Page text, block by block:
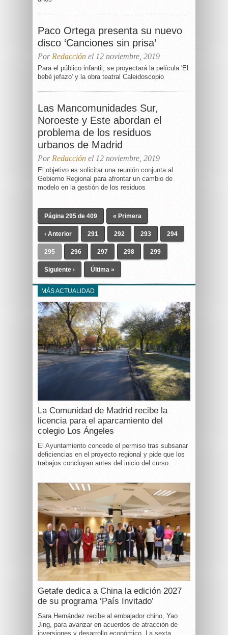
Paco Ortega presenta su nuevo
disco ‘Canciones sin prisa’
Por Redacción el 12 noviembre, 2019
Para el público infantil, se proyectará la película 'El
bebé jefazo' y la obra teatral Caleidoscopio
Las Mancomunidades Sur,
Noroeste y Este abordan el
problema de los residuos
urbanos de Madrid
Por Redacción el 12 noviembre, 2019
El objetivo es solicitar una reunión conjunta al
Gobierno Regional para afrontar un cambio de
modelo en la gestión de los residuos
Página 295 de 409 « Primera
‹ Anterior 291 292 293 294
295 296 297 298 299
Siguiente › Última »
MÁS ACTUALIDAD
La Comunidad de Madrid recibe la
licencia para el aparcamiento del
colegio Los Ángeles
El Ayuntamiento concede el permiso tras subsanar
deficiencias en el proyecto regional y pide que los
trabajos concluyan antes del inicio del curso.
Getafe dedica a China la edición 2027
de su programa ‘País Invitado’
Sara Hernández recibe al embajador chino, Yao
Jing, para avanzar en acuerdos de atracción de
inversiones y desarrollo económico. La sexta